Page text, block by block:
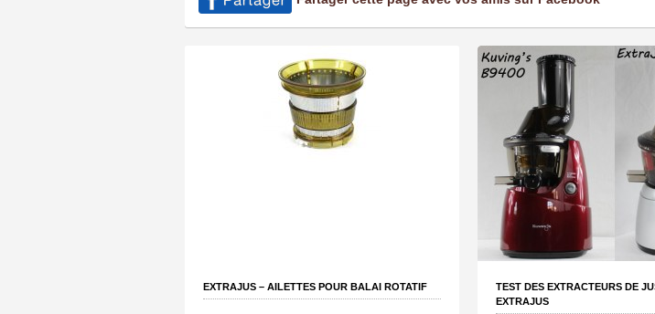
EXTRAJUS – AILETTES POUR BALAI ROTATIF
TEST DES EXTRACTEURS DE
EXTRAJUS